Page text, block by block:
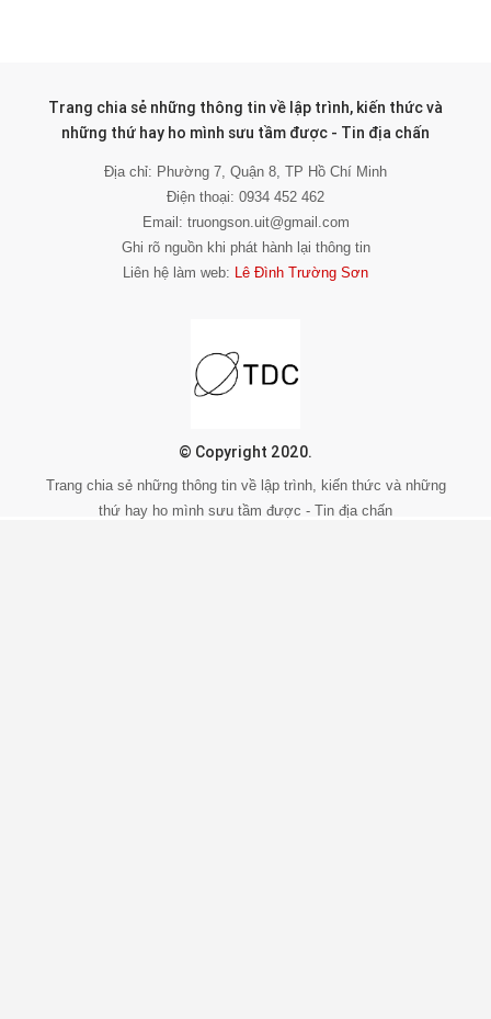
Trang chia sẻ những thông tin về lập trình, kiến thức và
những thứ hay ho mình sưu tầm được - Tin địa chấn
Địa chỉ: Phường 7, Quận 8, TP Hồ Chí Minh
Điện thoại: 0934 452 462
Email: truongson.uit@gmail.com
Ghi rõ nguồn khi phát hành lại thông tin
Liên hệ làm web: Lê Đình Trường Sơn
© Copyright 2020.
Trang chia sẻ những thông tin về lập trình, kiến thức và những
thứ hay ho mình sưu tầm được - Tin địa chấn